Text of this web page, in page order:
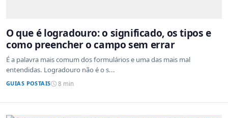
O que é logradouro: o significado, os tipos e
como preencher o campo sem errar
É a palavra mais comum dos formulários e uma das mais mal
entendidas. Logradouro não é o s...
GUIAS POSTAIS 8 min